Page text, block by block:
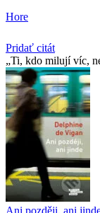
Hore
Pridať citát
Ti, kdo milují víc,